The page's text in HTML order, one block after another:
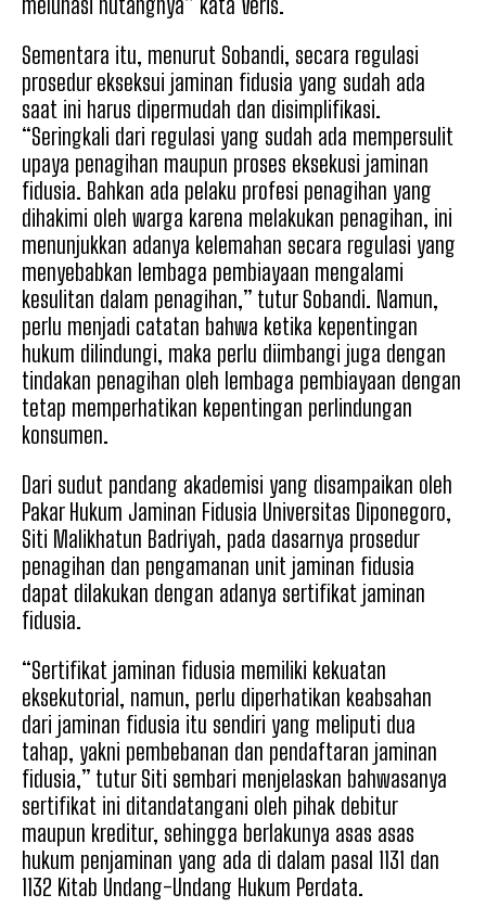
Sementara itu, menurut Sobandi, secara regulasi
prosedur ekseksui jaminan fidusia yang sudah ada
saat ini harus dipermudah dan disimplifikasi.
“Seringkali dari regulasi yang sudah ada mempersulit
upaya penagihan maupun proses eksekusi jaminan
fidusia. Bahkan ada pelaku profesi penagihan yang
dihakimi oleh warga karena melakukan penagihan, ini
menunjukkan adanya kelemahan secara regulasi yang
menyebabkan lembaga pembiayaan mengalami
kesulitan dalam penagihan,” tutur Sobandi. Namun,
perlu menjadi catatan bahwa ketika kepentingan
hukum dilindungi, maka perlu diimbangi juga dengan
tindakan penagihan oleh lembaga pembiayaan dengan
tetap memperhatikan kepentingan perlindungan
konsumen.
Dari sudut pandang akademisi yang disampaikan oleh
Pakar Hukum Jaminan Fidusia Universitas Diponegoro,
Siti Malikhatun Badriyah, pada dasarnya prosedur
penagihan dan pengamanan unit jaminan fidusia
dapat dilakukan dengan adanya sertifikat jaminan
fidusia.
“Sertifikat jaminan fidusia memiliki kekuatan
eksekutorial, namun, perlu diperhatikan keabsahan
dari jaminan fidusia itu sendiri yang meliputi dua
tahap, yakni pembebanan dan pendaftaran jaminan
fidusia,” tutur Siti sembari menjelaskan bahwasanya
sertifikat ini ditandatangani oleh pihak debitur
maupun kreditur, sehingga berlakunya asas asas
hukum penjaminan yang ada di dalam pasal 1131 dan
1132 Kitab Undang-Undang Hukum Perdata.